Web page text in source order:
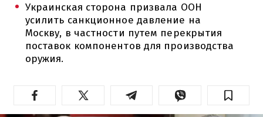
Украинская сторона призвала ООН
усилить санкционное давление на
Москву, в частности путем перекрытия
поставок компонентов для производства
оружия.